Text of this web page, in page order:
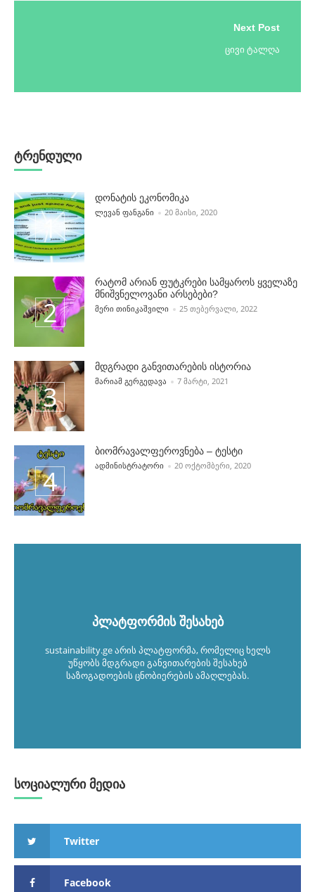
Next Post
ცივი ტალღა
ტრენდული
დონატის ეკონომიკა
POSTED BY
ᲚᲔᲕᲐᲜ ᲤᲐᲜᲒᲐᲜᲘ 20 ᲛᲐᲘᲡᲘ, 2020
რატომ არიან ფუტკრები სამყაროს ყველაზე
მნიშვნელოვანი არსებები?
POSTED BY
ᲛᲔᲠᲘ ᲗᲘᲜᲘᲙᲐᲨᲕᲘᲚᲘ 25 ᲗᲔᲑᲔᲠᲕᲐᲚᲘ, 2022
მდგრადი განვითარების ისტორია
POSTED BY
ᲛᲐᲠᲘᲐᲛ ᲒᲔᲠᲒᲔᲓᲐᲕᲐ 7 ᲛᲐᲠᲢᲘ, 2021
ბიომრავალფეროვნება – ტესტი
POSTED BY
ᲐᲓᲛᲘᲜᲘᲡᲢᲠᲐᲢᲝᲠᲘ 20 ᲝᲥᲢᲝᲛᲑᲔᲠᲘ, 2020
პლატფორმის შესახებ
sustainability.ge არის პლატფორმა, რომელიც ხელს
უწყობს მდგრადი განვითარების შესახებ
საზოგადოების ცნობიერების ამაღლებას.
სოციალური მედია
Twitter
Facebook